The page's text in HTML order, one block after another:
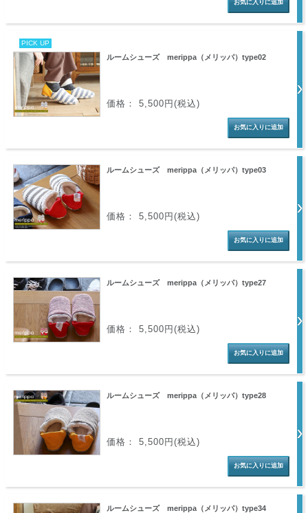
PICK UP
ルームシューズ merippa（メリッパ）type02
価格： 5,500円(税込)
ルームシューズ merippa（メリッパ）type03
価格： 5,500円(税込)
ルームシューズ merippa（メリッパ）type27
価格： 5,500円(税込)
ルームシューズ merippa（メリッパ）type28
価格： 5,500円(税込)
ルームシューズ merippa（メリッパ）type34